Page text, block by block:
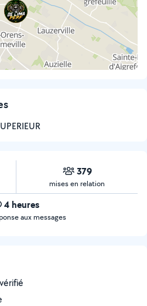
379
mises en relation
4 heures
aux messages